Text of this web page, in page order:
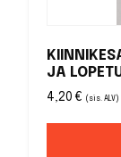
JA
4,20€ (sis. ALV)